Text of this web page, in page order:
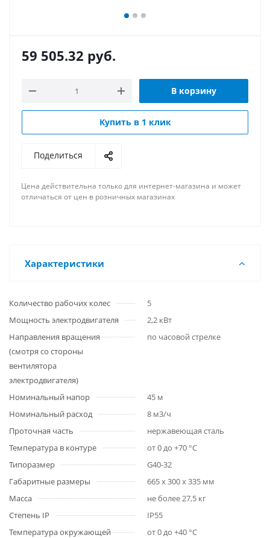
59 505.32 руб.
В корзину
Купить в 1 клик
Поделиться
Цена действительна только для интернет-магазина и может
отличаться от цен в розничных магазинах
Характеристики
Количество рабочих колес
5
Мощность электродвигателя
2,2 кВт
Направления вращения
(смотря со стороны
вентилятора
электродвигателя)
по часовой стрелке
Номинальный напор
45 м
Номинальный расход
8 м3/ч
Проточная часть
нержавеющая сталь
Температура в контуре
от 0 до +70 °C
Типоразмер
G40-32
Габаритные размеры
665 х 300 х 335 мм
Масса
не более 27,5 кг
Степень IP
IP55
Температура окружающей
от 0 до +40 °С